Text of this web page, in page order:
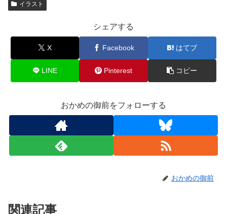
イラスト
シェアする
X Facebook はてブ
LINE Pinterest コピー
おかめの御前をフォローする
おかめの御前
関連記事